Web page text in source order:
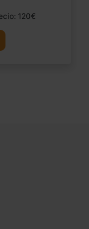
120€